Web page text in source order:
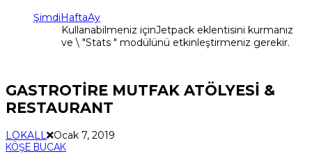
ŞimdiHaftaAy
Kullanabilmeniz içinJetpack eklentisini kurmanız
ve \ "Stats " modülünü etkinleştirmeniz gerekir.
GASTROTİRE MUTFAK ATÖLYESİ &
RESTAURANT
LOKALL Ocak 7, 2019
KÖŞE BUCAK